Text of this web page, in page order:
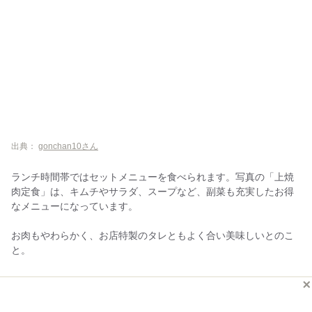
出典： gonchan10さん
ランチ時間帯ではセットメニューを食べられます。写真の「上焼
肉定食」は、キムチやサラダ、スープなど、副菜も充実したお得
なメニューになっています。
お肉もやわらかく、お店特製のタレともよく合い美味しいとのこ
と。